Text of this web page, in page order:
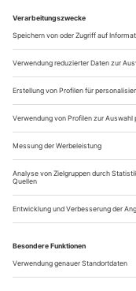
vorspielen. Von
Uraufführung
durch halb Europa.
brachte sie nach
eingebildeten
Der komponierte
Kassel,
Janácek: Osud
Viel näher am
kann man die
«Schicksal»
einfachen Trick
Neuinszenierung auf